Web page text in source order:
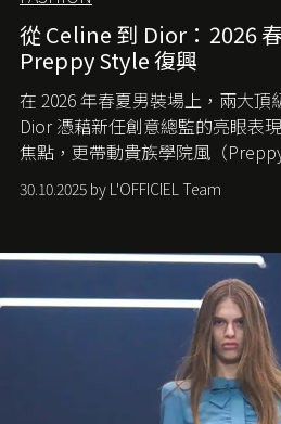
從 Celine 到 Dior：2026
Preppy Style 復興
在 2026 年春夏男裝場上，兩大頂
Dior 憑藉新任創意總監的亮眼表
焦點，更帶動貴族學院風（
潮，讓這股經典風格再度回到大眾
30.10.2025 by L'OFFICIEL Team